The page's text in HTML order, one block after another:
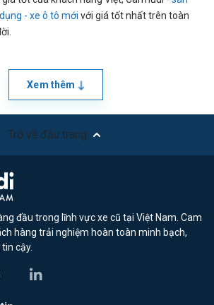
- xe ô tô mới với giá tốt nhất trên toàn
Xem thêm
Trở về đầu trang
đầu trong lĩnh vực xe cũ tại Việt Nam. Cam
hàng trải nghiệm hoàn toàn minh bạch,
cậy.